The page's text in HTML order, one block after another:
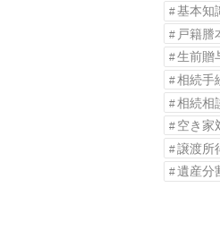
基本知
戸籍謄
生前贈
相続手
相続相
空き家
譲渡所
遺産分